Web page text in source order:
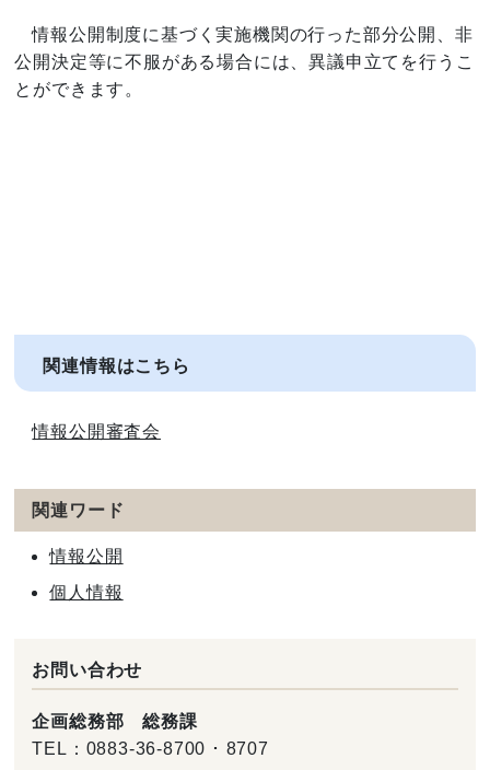
情報公開制度に基づく実施機関の行った部分公開、非
公開決定等に不服がある場合には、異議申立てを行うこ
とができます。
関連情報はこちら
情報公開審査会
関連ワード
情報公開
個人情報
お問い合わせ
企画総務部 総務課
TEL： 0883-36-8700 ･ 8707